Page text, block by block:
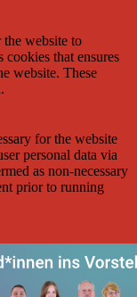
the website to
that ensures
website. These
for the website
personal data via
as non-necessary
prior to running